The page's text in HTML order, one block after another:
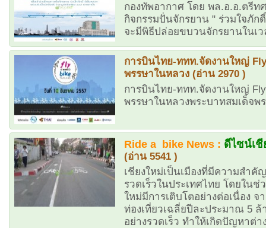
กองทัพอากาศ โดย พล.อ.อ.ตรี
กิจกรรมปั่นจักรยาน " ร่วมใจภัก
จะมีพิธีปล่อยขบวนจักรยานในเ
การบินไทย-ททท.จัดงานใหญ่
พรรษาในหลวง (อ่าน 2970 )
การบินไทย-ททท.จัดงานใหญ่ Fly
พรรษาในหลวงพระบาทสมเด็จพ
Ride a bike News : ดีไซน์เชี
(อ่าน 5541 )
เชียงใหม่เป็นเมืองที่มีความสำคั
รวดเร็วในประเทศไทย โดยในช่
ใหม่มีการเติบโตอย่างต่อเนื่อง
ท่องเที่ยวเฉลี่ยปีละประมาณ 5
อย่างรวดเร็ว ทำให้เกิดปัญหาต่า